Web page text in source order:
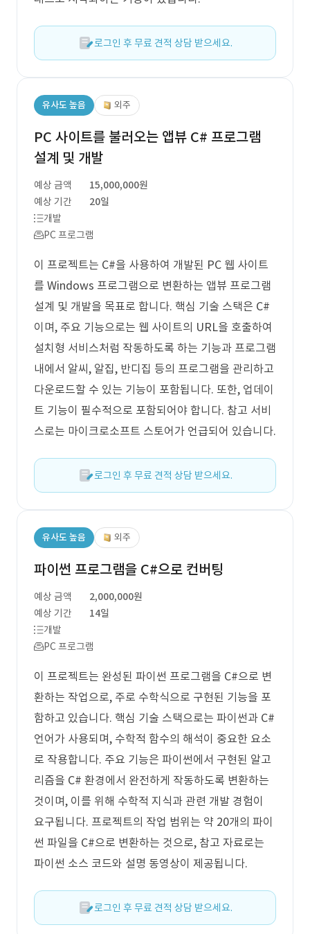
로그인 후 무료 견적 상담 받으세요.
유사도 높음 외주
PC 사이트를 불러오는 앱뷰 C# 프로그램
설계 및 개발
예상 금액
15,000,000원
예상 기간
20일
개발
PC 프로그램
이 프로젝트는 C#을 사용하여 개발된 PC 웹 사이트
를 Windows 프로그램으로 변환하는 앱뷰 프로그램
설계 및 개발을 목표로 합니다. 핵심 기술 스택은 C#
이며, 주요 기능으로는 웹 사이트의 URL을 호출하여
설치형 서비스처럼 작동하도록 하는 기능과 프로그램
내에서 알씨, 알집, 반디집 등의 프로그램을 관리하고
다운로드할 수 있는 기능이 포함됩니다. 또한, 업데이
트 기능이 필수적으로 포함되어야 합니다. 참고 서비
스로는 마이크로소프트 스토어가 언급되어 있습니다.
로그인 후 무료 견적 상담 받으세요.
유사도 높음 외주
파이썬 프로그램을 C#으로 컨버팅
예상 금액
2,000,000원
예상 기간
14일
개발
PC 프로그램
이 프로젝트는 완성된 파이썬 프로그램을 C#으로 변
환하는 작업으로, 주로 수학식으로 구현된 기능을 포
함하고 있습니다. 핵심 기술 스택으로는 파이썬과 C#
언어가 사용되며, 수학적 함수의 해석이 중요한 요소
로 작용합니다. 주요 기능은 파이썬에서 구현된 알고
리즘을 C# 환경에서 완전하게 작동하도록 변환하는
것이며, 이를 위해 수학적 지식과 관련 개발 경험이
요구됩니다. 프로젝트의 작업 범위는 약 20개의 파이
썬 파일을 C#으로 변환하는 것으로, 참고 자료로는
파이썬 소스 코드와 설명 동영상이 제공됩니다.
로그인 후 무료 견적 상담 받으세요.